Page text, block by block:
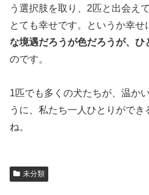
う選択肢を取り、2匹と出会え
とても幸せです。というか幸せ
な境遇だろうが色だろうが、ひ
のです。
1匹でも多くの犬たちが、温か
うに、私たち一人ひとりがで
ね。
未分類